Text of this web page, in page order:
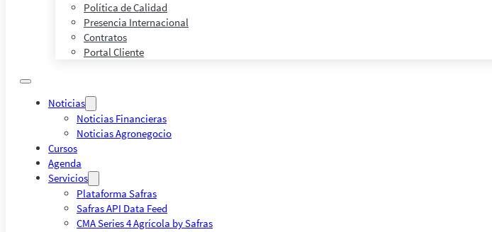
Política de Calidad
Presencia Internacional
Contratos
Portal Cliente
Noticias
Noticias Financieras
Noticias Agronegocio
Cursos
Agenda
Servicios
Plataforma Safras
Safras API Data Feed
CMA Series 4 Agrícola by Safras